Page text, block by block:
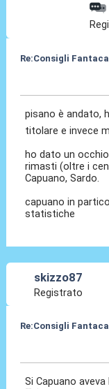
Re:Consigli
pisano è andato,
titolare e invece
ho dato un
rimasti (oltre i
Capuano, Sardo.
capuano in
statistiche
skizzo87
Registrato
Re:Consigli
Si Capuano